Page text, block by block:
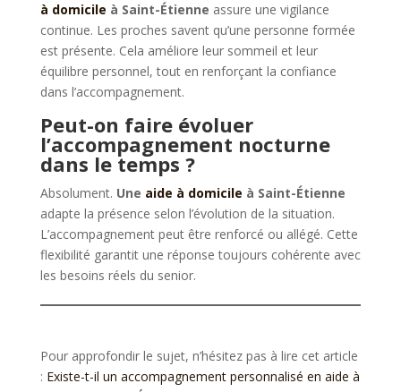
à domicile à Saint-Étienne assure une vigilance
continue. Les proches savent qu’une personne formée
est présente. Cela améliore leur sommeil et leur
équilibre personnel, tout en renforçant la confiance
dans l’accompagnement.
Peut-on faire évoluer
l’accompagnement nocturne
dans le temps ?
Absolument. Une aide à domicile à Saint-Étienne
adapte la présence selon l’évolution de la situation.
L’accompagnement peut être renforcé ou allégé. Cette
flexibilité garantit une réponse toujours cohérente avec
les besoins réels du senior.
Pour approfondir le sujet, n’hésitez pas à lire cet article
: Existe-t-il un accompagnement personnalisé en aide à